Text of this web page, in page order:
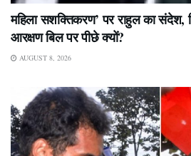
महिला सशक्तिकरण’ पर राहुल का संदेश,
आरक्षण बिल पर पीछे क्यों?
AUGUST 8, 2026